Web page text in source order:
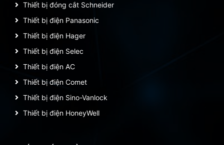
Thiết bị đóng cắt Schneider
Thiết bị điện Panasonic
Thiết bị điện Hager
Thiết bị điện Selec
Thiết bị điện AC
Thiết bị điện Comet
Thiết bị điện Sino-Vanlock
Thiết bị điện HoneyWell